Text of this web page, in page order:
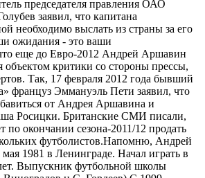
председателя правления ОАО
заявил, что капитана
необходимо выслать из страны за его
ожидания - это ваши
еще до Евро-2012 Андрей Аршавин
объектом критики со стороны прессы,
Так, 17 февраля 2012 года бывший
француз Эммануэль Пети заявил, что
от Андрея Аршавина и
Росицки. Британские СМИ писали,
по окончании сезона-2011/12 продать
футболистов.Напомню, Андрей
1981 в Ленинграде. Начал играть в
Выпускник футбольной школы